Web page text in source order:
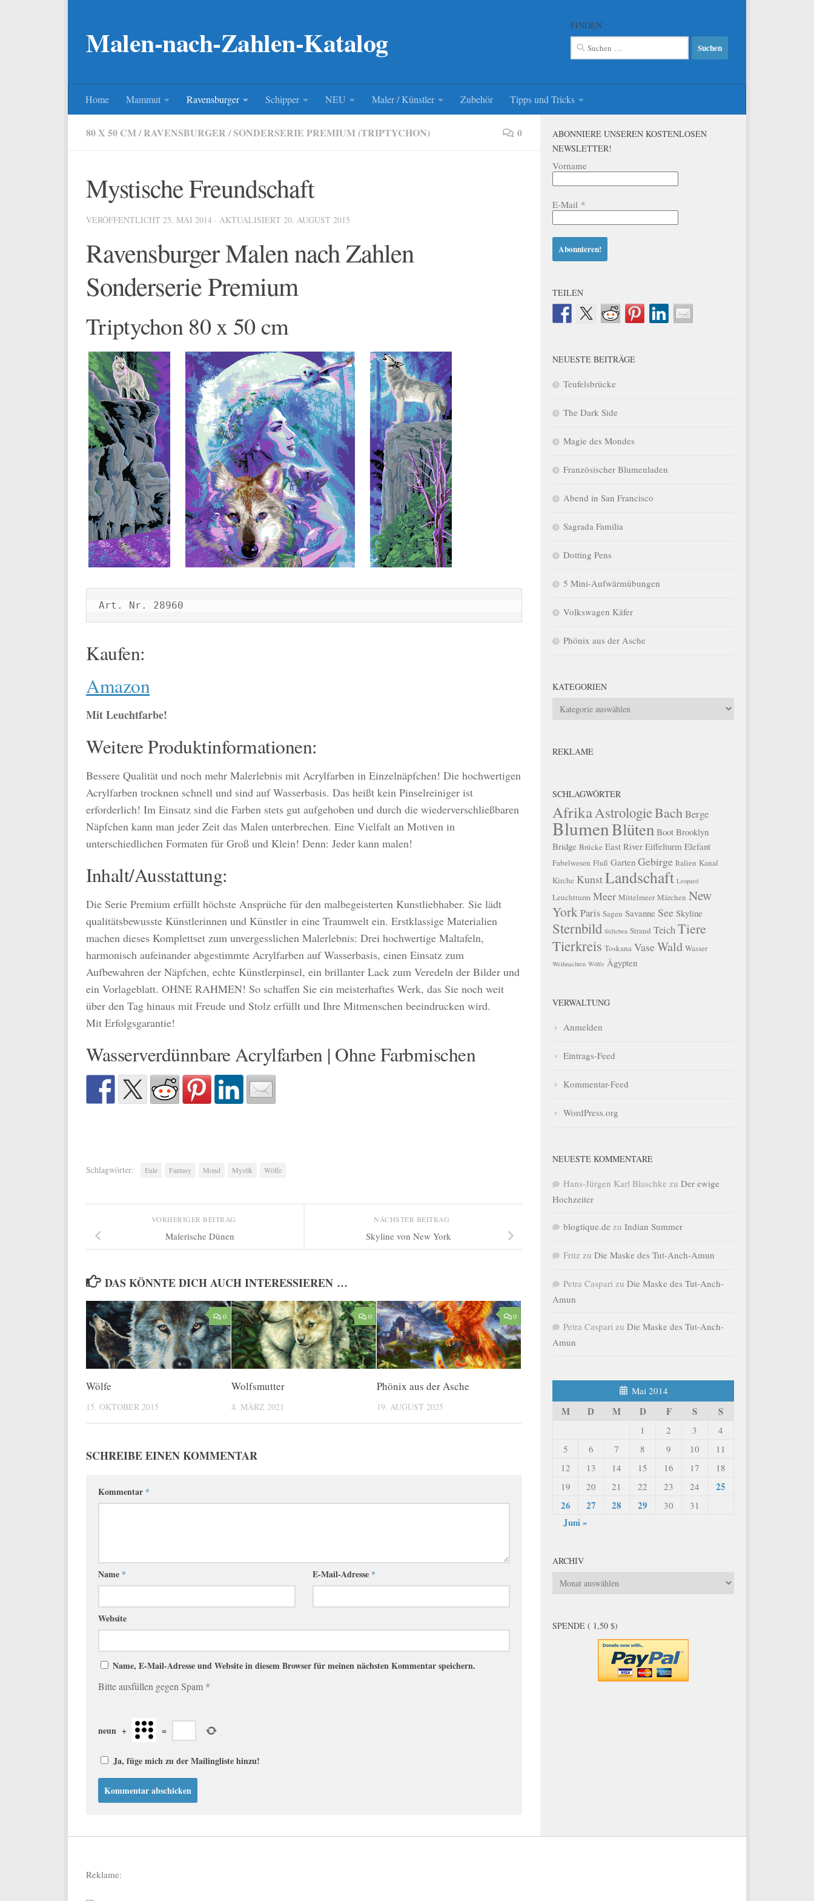
Malen-nach-Zahlen-Katalog FINDEN
Suchen
nach:
Home Mammut Ravensburger Schipper NEU Maler / Künstler Zubehör Tipps und Tricks
80 X 50 CM/ RAVENSBURGER /SONDERSERIE PREMIUM (TRIPTYCHON) 0
Mystische Freundschaft
VERÖFFENTLICHT 25. MAI 2014 · AKTUALISIERT 20. AUGUST 2015
Ravensburger Malen nach Zahlen
Sonderserie Premium
Triptychon 80 x 50 cm
Art. Nr. 28960
Kaufen:
Amazon
Mit Leuchtfarbe!
Weitere Produktinformationen:
Bessere Qualität und noch mehr Malerlebnis mit Acrylfarben in Einzelnäpfchen! Die hochwertigen
Acrylfarben trocknen schnell und sind auf Wasserbasis. Das heißt kein Pinselreiniger ist
erforderlich! Im Einsatz sind die Farben stets gut aufgehoben und durch die wiederverschließbaren
Näpfchen kann man jeder Zeit das Malen unterbrechen. Eine Vielfalt an Motiven in
unterschiedlichen Formaten für Groß und Klein! Denn: Jeder kann malen!
Inhalt/Ausstattung:
Die Serie Premium erfüllt höchste Ansprüche für den malbegeisterten Kunstliebhaber. Sie lädt
qualitätsbewusste Künstlerinnen und Künstler in eine Traumwelt ein. Erstklassige Materialien
machen dieses Komplettset zum unvergesslichen Malerlebnis: Drei hochwertige Maltafeln,
harmonisch aufeinander abgestimmte Acrylfarben auf Wasserbasis, einen Einsatz zum
Aufbewahren der Näpfchen, echte Künstlerpinsel, ein brillanter Lack zum Veredeln der Bilder und
ein Vorlageblatt. OHNE RAHMEN! So schaffen Sie ein meisterhaftes Werk, das Sie noch weit
über den Tag hinaus mit Freude und Stolz erfüllt und Ihre Mitmenschen beeindrucken wird.
Mit Erfolgsgarantie!
Wasserverdünnbare Acrylfarben | Ohne Farbmischen
Schlagwörter: Eule Fantasy Mond Mystik Wölfe
NÄCHSTER BEITRAG
Skyline von New York
VORHERIGER BEITRAG
Malerische Dünen
DAS KÖNNTE DICH AUCH INTERESSIEREN …
0
Wölfe
15. OKTOBER 2015
0
Wolfsmutter
4. MÄRZ 2021
0
Phönix aus der Asche
19. AUGUST 2025
SCHREIBE EINEN KOMMENTAR
Kommentar *
Name * E-Mail-Adresse *
Website
Name, E-Mail-Adresse und Website in diesem Browser für meinen nächsten Kommentar speichern.
Bitte ausfüllen gegen Spam *
neun + =
Ja, füge mich zu der Mailingliste hinzu!
ABONNIERE UNSEREN KOSTENLOSEN
NEWSLETTER!
Vorname
E-Mail *
TEILEN
NEUESTE BEITRÄGE
Teufelsbrücke
The Dark Side
Magie des Mondes
Französischer Blumenladen
Abend in San Francisco
Sagrada Familia
Dotting Pens
5 Mini-Aufwärmübungen
Volkswagen Käfer
Phönix aus der Asche
KATEGORIEN
Kategorien
REKLAME
SCHLAGWÖRTER
AfrikaAstrologieBachBerge
BlumenBlüten Boot Brooklyn
Bridge Brücke East River Eiffelturm Elefant
Fabelwesen Fluß Garten Gebirge Italien Kanal
Kirche KunstLandschaft Leopard
Leuchtturm Meer Mittelmeer Märchen New
YorkParis Sagen Savanne See Skyline
Sternbild Stilleben Strand TeichTiere
Tierkreis Toskana VaseWald Wasser
Weihnachten Wölfe Ägypten
VERWALTUNG
Anmelden
Eintrags-Feed
Kommentar-Feed
WordPress.org
NEUESTE KOMMENTARE
Hans-Jürgen Karl Blaschke zu Der ewige
Hochzeiter
blogtique.de zu Indian Summer
Fritz zu Die Maske des Tut-Anch-Amun
Petra Caspari zu Die Maske des Tut-Anch-
Amun
Petra Caspari zu Die Maske des Tut-Anch-
Amun
Mai 2014
M D M D F S S
1 2 3
4
5
6 7 8 9 10
11
12
13 14 15 16 17
18
19
20 21 22 23 24
25
26
27 28 29 30 31
Juni »
ARCHIV
Archiv
SPENDE ( 1,50 $)
Reklame: